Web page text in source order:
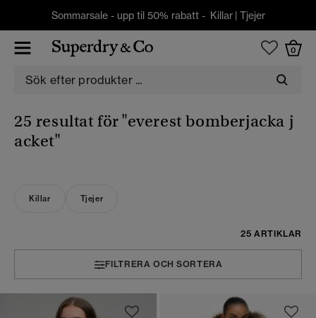
Sommarsale - upp til 50% rabatt - Killar| Tjejer
0
25 resultat för"everest bomberjacka j
acket"
Killar Tjejer
25 ARTIKLAR
FILTRERA OCH SORTERA